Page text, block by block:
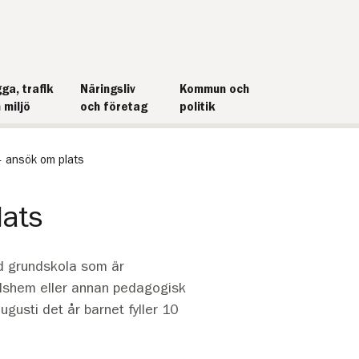
trafik
miljö
Näringsliv
och företag
Kommun och
politik
ansök om plats
grundskola som är
eller annan pedagogisk
det år barnet fyller 10